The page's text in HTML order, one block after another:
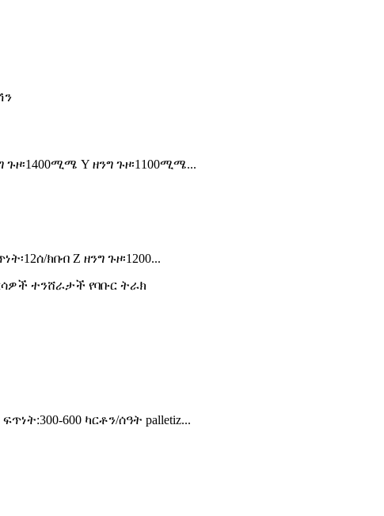
ጉዞ፡1400ሚሜ Y ዘንግ ጉዞ፡1100ሚሜ...
ክበብ Z ዘንግ ጉዞ፡1200...
600 ካርቶን/ሰዓት palletiz...